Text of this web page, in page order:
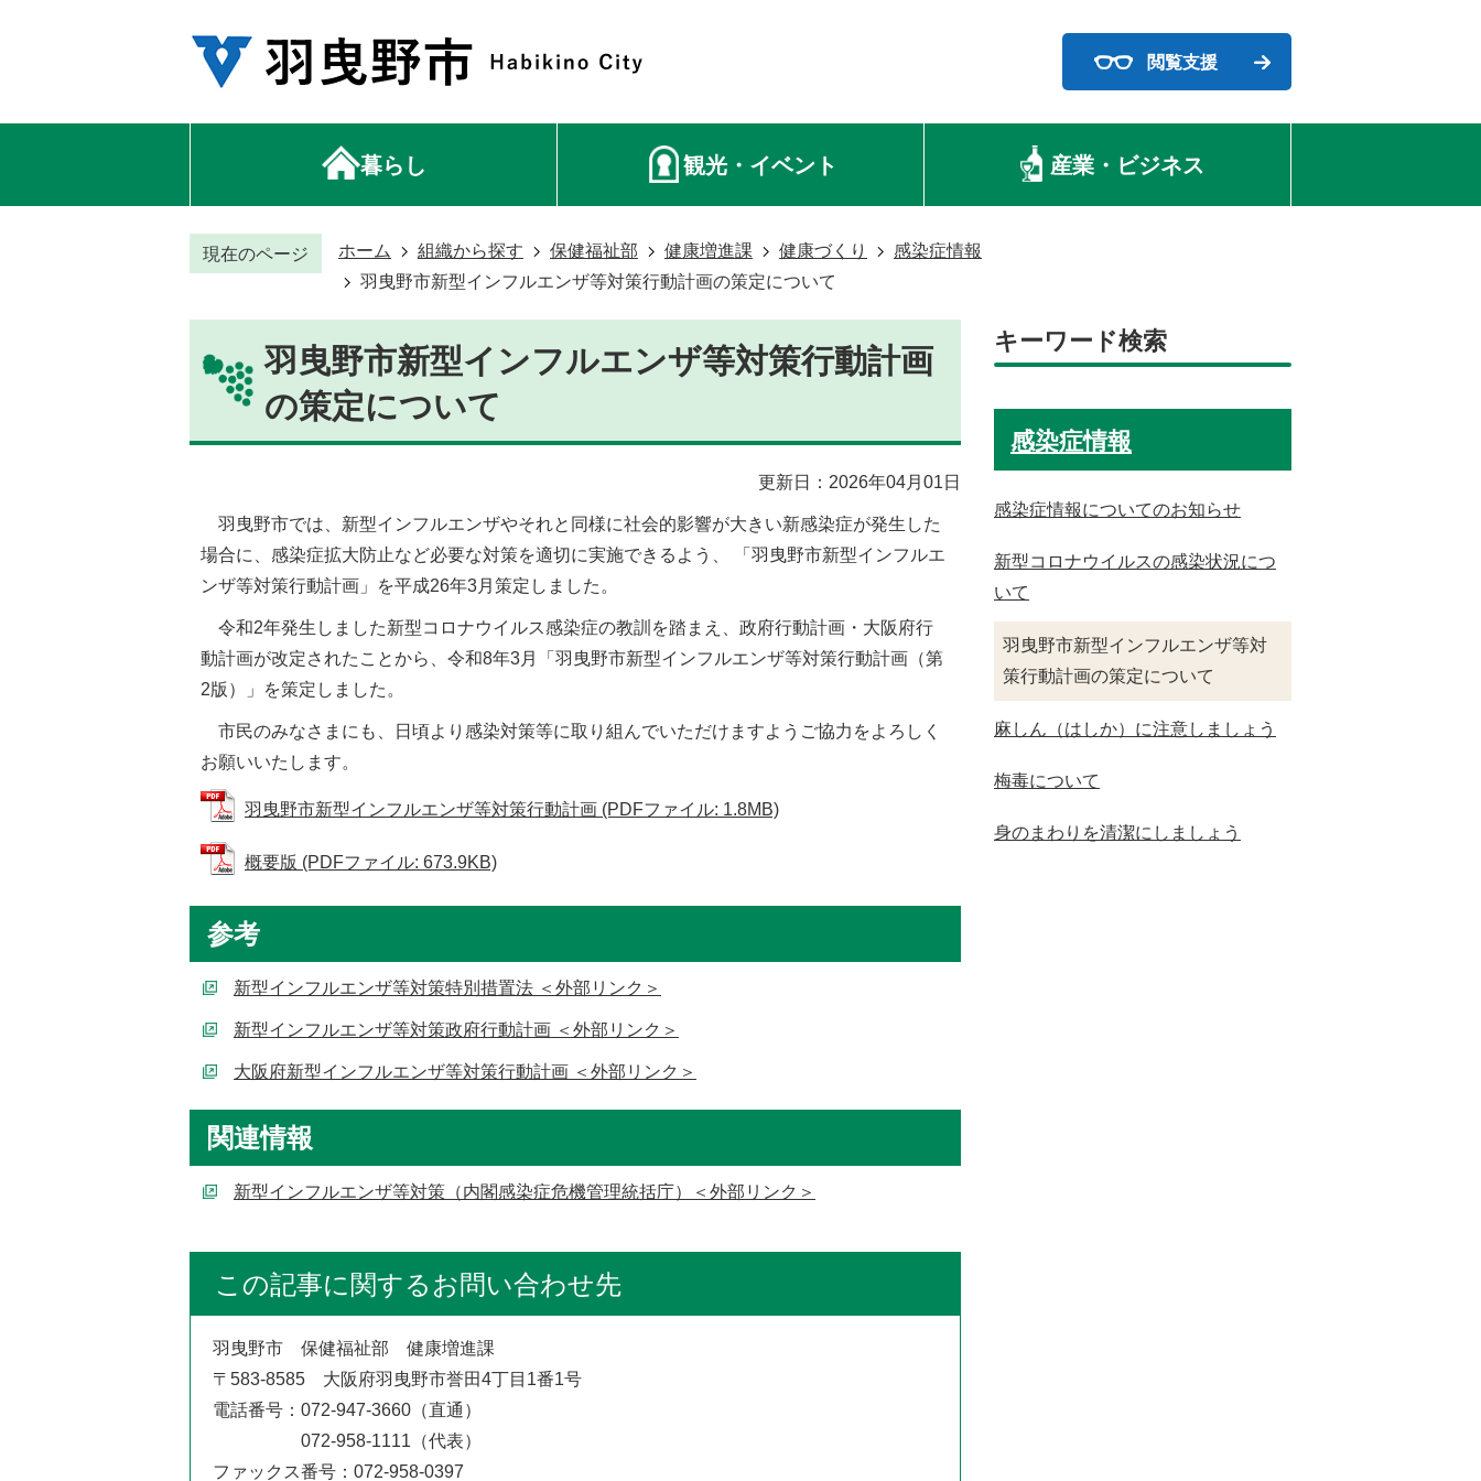
閲覧支援
暮らし 観光・イベント 産業・ビジネス
現在のページ ホーム 組織から探す 保健福祉部 健康増進課 健康づくり
感染症情報
羽曳野市新型インフルエンザ等対策行動計画の策定について
羽曳野市新型インフルエンザ等対策行動計画
の策定について
更新日：2026年04月01日
羽曳野市では、新型インフルエンザやそれと同様に社会的影響が大きい新感染症が発生した
場合に、感染症拡大防止など必要な対策を適切に実施できるよう、 「羽曳野市新型インフルエ
ンザ等対策行動計画」を平成26年3月策定しました。
令和2年発生しました新型コロナウイルス感染症の教訓を踏まえ、政府行動計画・大阪府行
動計画が改定されたことから、令和8年3月「羽曳野市新型インフルエンザ等対策行動計画（第
2版）」を策定しました。
市民のみなさまにも、日頃より感染対策等に取り組んでいただけますようご協力をよろしく
お願いいたします。
羽曳野市新型インフルエンザ等対策行動計画 (PDFファイル: 1.8MB)
概要版 (PDFファイル: 673.9KB)
参考
新型インフルエンザ等対策特別措置法 ＜外部リンク＞
新型インフルエンザ等対策政府行動計画 ＜外部リンク＞
大阪府新型インフルエンザ等対策行動計画 ＜外部リンク＞
関連情報
新型インフルエンザ等対策（内閣感染症危機管理統括庁）＜外部リンク＞
この記事に関するお問い合わせ先
羽曳野市 保健福祉部 健康増進課
〒583-8585 大阪府羽曳野市誉田4丁目1番1号
電話番号：072-947-3660（直通）
072-958-1111（代表）
ファックス番号：072-958-0397
キーワード検索
感染症情報
感染症情報についてのお知らせ
新型コロナウイルスの感染状況につ
いて
羽曳野市新型インフルエンザ等対
策行動計画の策定について
麻しん（はしか）に注意しましょう
梅毒について
身のまわりを清潔にしましょう